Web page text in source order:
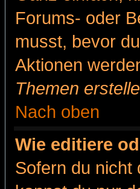
Forums- oder
musst, bevor
Aktionen
Themen
Nach oben
Wie editiere
Sofern du nicht